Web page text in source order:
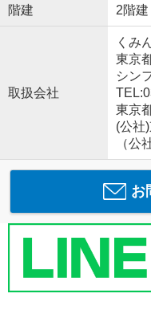
階建 2階建
取扱会社
くみ
東京
シン
東京
(公社
（公
お